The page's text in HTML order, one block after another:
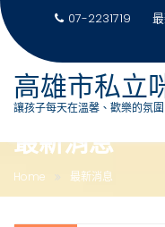
content
07-2231719
高雄市私立
讓孩子每天在溫馨、歡樂的氛圍
最新消息
Home 最新消息